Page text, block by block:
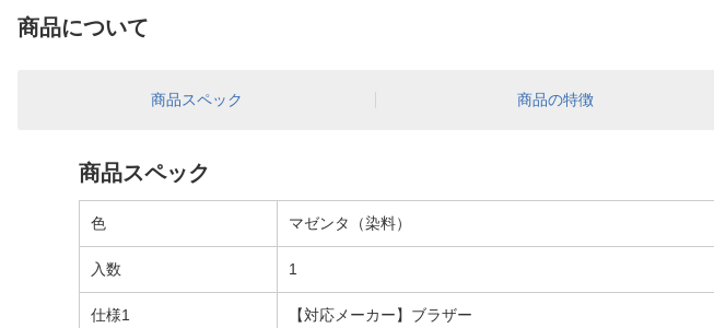
商品について
商品スペック 商品の特徴
商品スペック
色 マゼンタ（染料）
入数 1
仕様1
【対応メーカー】ブラザー